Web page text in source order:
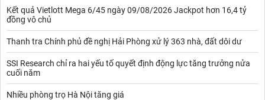
Kết quả Vietlott Mega 6/45 ngày 09/08/2026 Jackpot hơn 16,4 tỷ
đồng vô chủ
Thanh tra Chính phủ đề nghị Hải Phòng xử lý 363 nhà, đất dôi dư
SSI Research chỉ ra hai yếu tố quyết định động lực tăng trưởng nửa
cuối năm
Nhiều phòng trọ Hà Nội tăng giá